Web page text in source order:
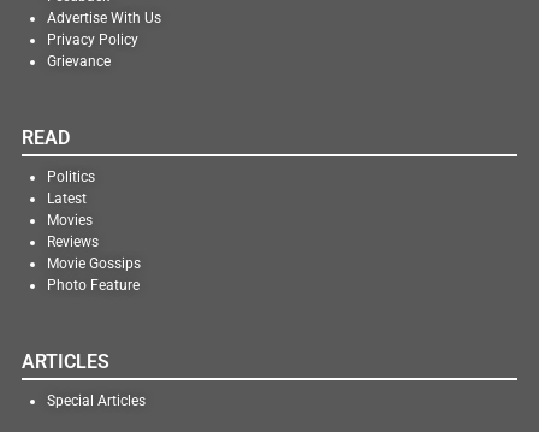
Advertise With Us
Privacy Policy
Grievance
READ
Politics
Latest
Movies
Reviews
Movie Gossips
Photo Feature
ARTICLES
Special Articles